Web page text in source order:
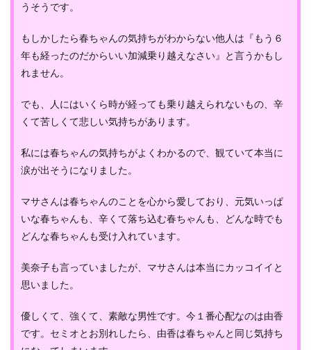
うそうです。
もしかしたら春ちゃんの気持ちがわからない他人は『もう６
年も経ったのだからいい加減乗り越えなさい』と言うかもし
れません。
でも、人にはいくら時が経っても乗り越えられないもの、辛
くて苦しくて悲しい気持ちがあります。
私には春ちゃんの気持ちがよくわかるので、観ていて本当に
涙が出そうになりました。
マサさんは春ちゃんのことを心から愛しており、元気いっぱ
いな春ちゃんも、辛くて落ち込む春ちゃんも、どんな時でも
どんな春ちゃんも受け入れています。
美奈子も言っていましたが、マサさんは本当にカッコイイと
思いました。
優しくて、強くて、素敵な男性です。今１番心配なのは由香
です。セミオとお別れしたら、由香は春ちゃんと同じ気持ち